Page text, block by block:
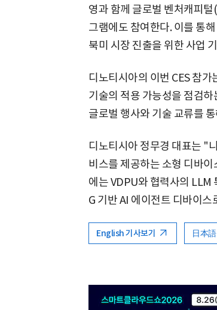
영과 함께 글로벌 벤처캐피
그램에도 참여한다. 이를 통
북미 시장 진출을 위한 사업
디노티시아의 이번 CES 참
기술의 적용 가능성을 점검
글로벌 행사와 기술 교류를
디노티시아 정무경 대표는 "
비스를 제공하는 소형 디바
에는 VDPU와 협력사의 LLM
G 기반 AI 에이전트 디바이
English 기사보기 日本語